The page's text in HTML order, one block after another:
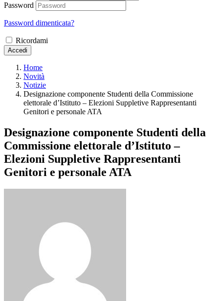
Password
Password dimenticata?
Ricordami
Accedi
Home
Novità
Notizie
Designazione componente Studenti della Commissione
elettorale d’Istituto – Elezioni Suppletive Rappresentanti
Genitori e personale ATA
Designazione componente Studenti della
Commissione elettorale d’Istituto –
Elezioni Suppletive Rappresentanti
Genitori e personale ATA